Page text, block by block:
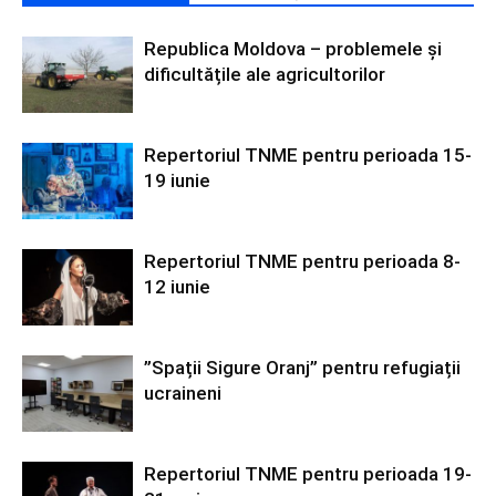
Republica Moldova – problemele și
dificultățile ale agricultorilor
Repertoriul TNME pentru perioada 15-
19 iunie
Repertoriul TNME pentru perioada 8-
12 iunie
”Spații Sigure Oranj” pentru refugiații
ucraineni
Repertoriul TNME pentru perioada 19-